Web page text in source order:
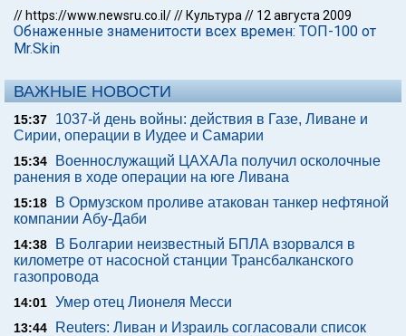
// https://www.newsru.co.il/// Культура // 12 августа 2009
Обнаженные знаменитости всех времен: ТОП-100 от
Mr.Skin
ВАЖНЫЕ НОВОСТИ
15:37
1037-й день войны: действия в Газе, Ливане и
Сирии, операции в Иудее и Самарии
15:34
Военнослужащий ЦАХАЛа получил осколочные
ранения в ходе операции на юге Ливана
15:18
В Ормузском проливе атакован танкер нефтяной
компании Абу-Даби
14:38
В Болгарии неизвестный БПЛА взорвался в
километре от насосной станции Трансбалканского
газопровода
14:01 Умер отец Лионеля Месси
13:44
Reuters: Ливан и Израиль согласовали список